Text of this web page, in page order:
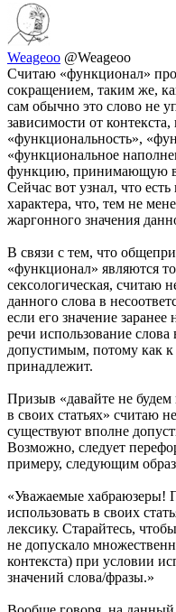
Weageoo @Weageoo
Считаю «функционал»
сокращением, таким же,
сам обычно это слово не
зависимости от
«функциональность»,
«функциональное
функцию, принимающую
Сейчас вот узнал, что есть
характера, что, тем не
жаргонного значения
В связи с тем, что
«функционал» являются
сексологическая, считаю
данного слова в
если его значение
речи использование
допустимым, потому как
принадлежит.
Призыв «давайте не будем
в своих статьях» считаю
существуют вполне
Возможно, следует
примеру, следующим
«Уважаемые хабраюзеры!
использовать в своих
лексику. Старайтесь,
не допускало
контекста) при условии
значений слова/фразы.»